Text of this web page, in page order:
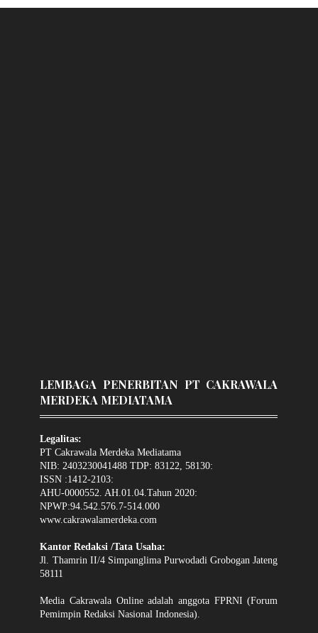
LEMBAGA PENERBITAN PT CAKRAWALA
MERDEKA MEDIATAMA
Legalitas:
PT Cakrawala Merdeka Mediatama
NIB: 2403230041488 TDP: 83122, 58130:
ISSN :1412-2103:
AHU-0000552. AH.01.04.Tahun 2020:
NPWP:94.542.576.7-514.000
www.cakrawalamerdeka.com
Kantor Redaksi /Tata Usaha:
Jl. Thamrin II/4 Simpanglima Purwodadi Grobogan Jateng
58111
Media Cakrawala Online adalah anggota FPRNI (Forum
Pemimpin Redaksi Nasional Indonesia).